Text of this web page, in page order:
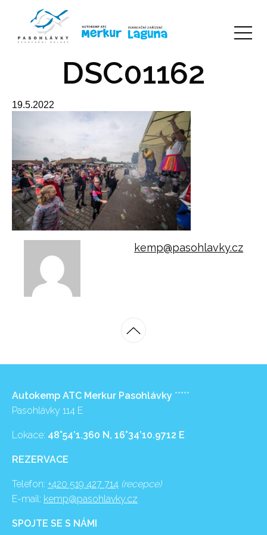
DSC01162
19.5.2022
kemp@pasohlavky.cz
Autokemp ATC Merkur Pasohlávky *****
Pasohlávky 114 E
Lokace: 48°54’1.360 N, 16°34’10.9712 E
REZERVACE
Telefon: +420 519 427 714 (recepce)
E-mail: kemp@pasohlavky.cz
SPOJTE SE S NÁMI